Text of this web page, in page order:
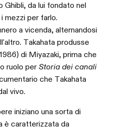
Ghibli, da lui fondato nel
mezzi per farlo.
a vicenda, alternandosi
Takahata produsse
di Miyazaki, prima che
ruolo per Storia dei canali
che Takahata
vivo.
iniziano una sorta di
è caratterizzata da